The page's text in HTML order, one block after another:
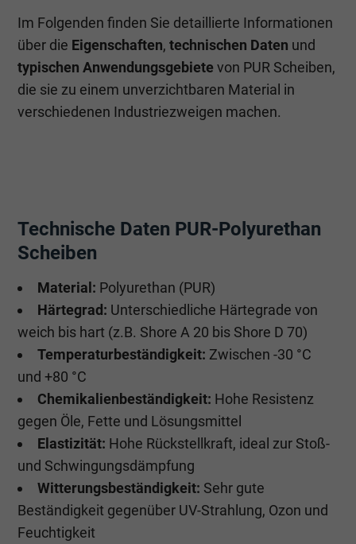
Im Folgenden finden Sie detaillierte Informationen
über die Eigenschaften,technischen Daten und
typischen Anwendungsgebiete von PUR Scheiben,
die sie zu einem unverzichtbaren Material in
verschiedenen Industriezweigen machen.
Technische Daten PUR-Polyurethan
Scheiben
Material: Polyurethan (PUR)
Härtegrad: Unterschiedliche Härtegrade von
weich bis hart (z.B. Shore A 20 bis Shore D 70)
Temperaturbeständigkeit: Zwischen -30 °C
und +80 °C
Chemikalienbeständigkeit: Hohe Resistenz
gegen Öle, Fette und Lösungsmittel
Elastizität: Hohe Rückstellkraft, ideal zur Stoß-
und Schwingungsdämpfung
Witterungsbeständigkeit: Sehr gute
Beständigkeit gegenüber UV-Strahlung, Ozon und
Feuchtigkeit